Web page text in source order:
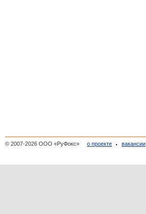
© 2007-2026 ООО «РуФокс» о проекте вакансии